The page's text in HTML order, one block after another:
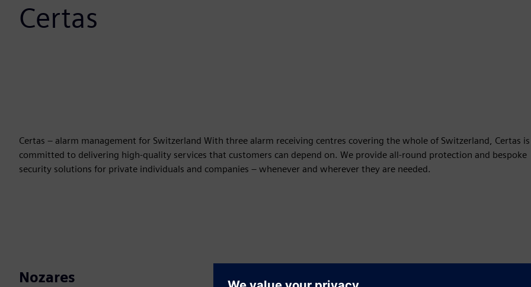
Certas
Certas – alarm management for Switzerland With three alarm receiving centres covering the whole of Switzerland, Certas is
committed to delivering high-quality services that customers can depend on. We provide all-round protection and bespoke
security solutions for private individuals and companies – whenever and wherever they are needed.
Nozares Kustība